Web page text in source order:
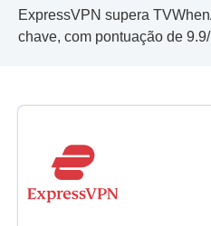
ExpressVPN supera
chave, com pontuação de